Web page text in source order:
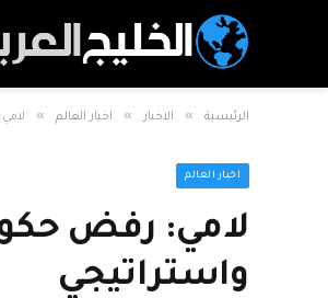
الرئيسية » الاخبار » اخبار العالم »
اخبار العالم
لامي: رفض
واستراتيجي